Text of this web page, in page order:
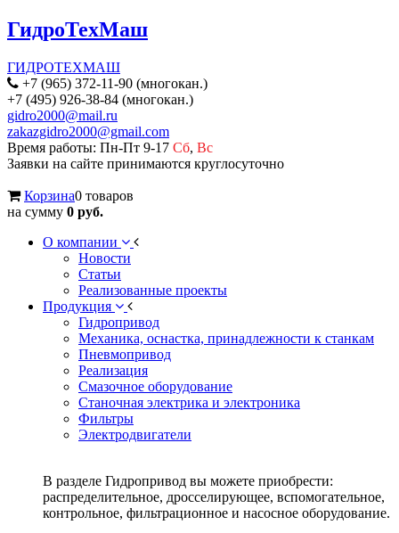
ГидроТехМаш
ГИДРОТЕХМАШ
+7 (965) 372-11-90 (многокан.)
+7 (495) 926-38-84 (многокан.)
gidro2000@mail.ru
zakazgidro2000@gmail.com
Время работы: Пн-Пт 9-17 Сб, Вс
Заявки на сайте принимаются круглосуточно
Корзина0 товаров
на сумму 0 руб.
О компании
Новости
Статьи
Реализованные проекты
Продукция
Гидропривод
Механика, оснастка, принадлежности к станкам
Пневмопривод
Реализация
Смазочное оборудование
Станочная электрика и электроника
Фильтры
Электродвигатели
В разделе Гидропривод вы можете приобрести:
распределительное, дросселирующее, вспомогательное,
контрольное, фильтрационное и насосное оборудование.